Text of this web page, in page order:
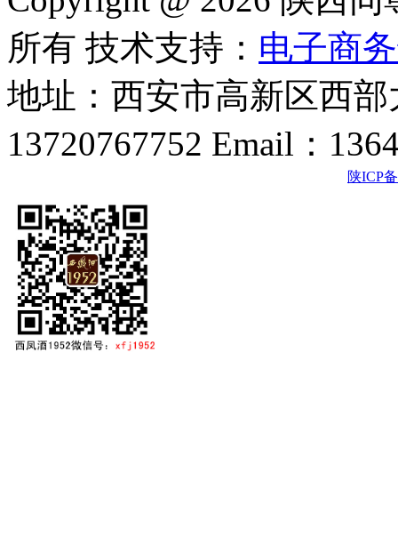
所有 技术支持： 电子商
地址：西安市高新区西
13720767752 Email：
陕ICP